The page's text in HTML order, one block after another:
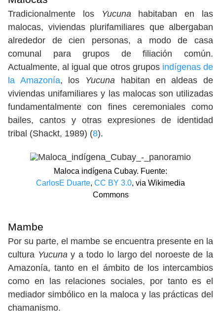
Tradicionalmente los Yucuna habitaban en las
malocas, viviendas plurifamiliares que albergaban
alrededor de cien personas, a modo de casa
comunal para grupos de filiación común.
Actualmente, al igual que otros grupos indígenas de
la Amazonía, los Yucuna habitan en aldeas de
viviendas unifamiliares y las malocas son utilizadas
fundamentalmente con fines ceremoniales como
bailes, cantos y otras expresiones de identidad
tribal (Shackt, 1989) (8).
Maloca indígena Cubay. Fuente:
CarlosE Duarte, CC BY 3.0, via Wikimedia
Commons
Mambe
Por su parte, el mambe se encuentra presente en la
cultura Yucuna y a todo lo largo del noroeste de la
Amazonía, tanto en el ámbito de los intercambios
como en las relaciones sociales, por tanto es el
mediador simbólico en la maloca y las prácticas del
chamanismo.